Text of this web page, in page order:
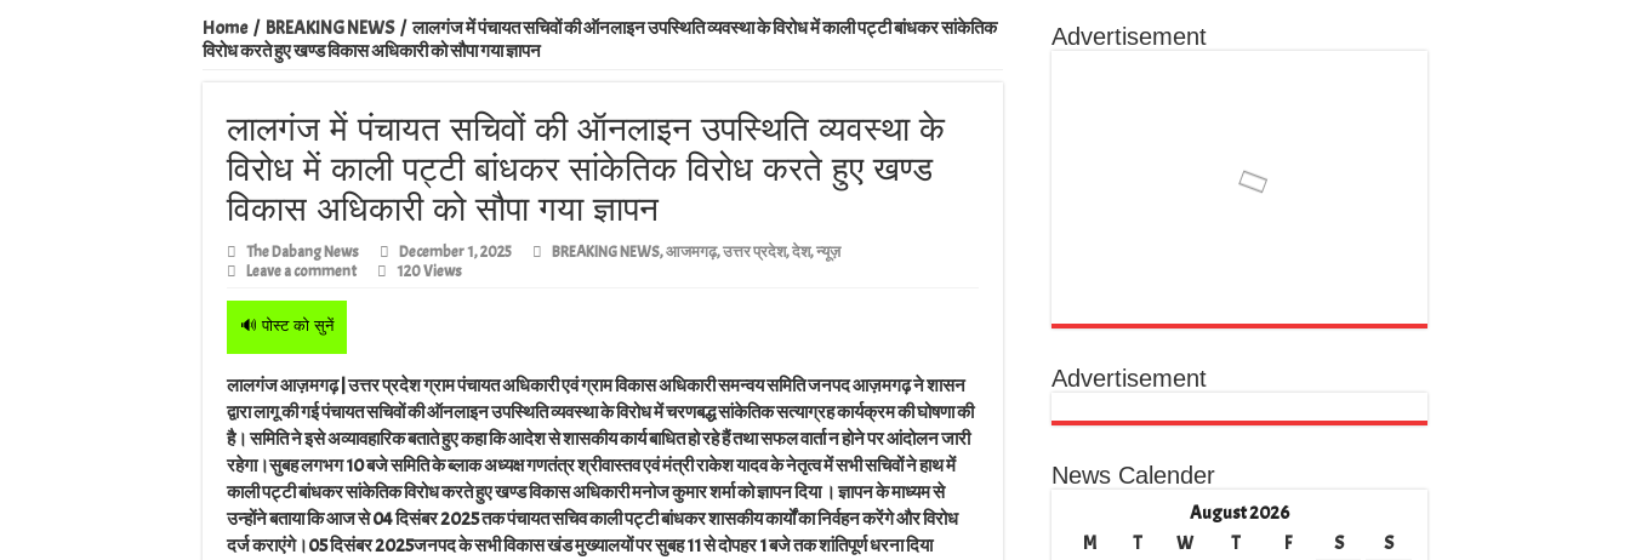
Home / BREAKING NEWS / लालगंज में पंचायत सचिवों की ऑनलाइन उपस्थिति व्यवस्था के विरोध में काली पट्टी बांधकर सांकेतिक
विरोध करते हुए खण्ड विकास अधिकारी को सौपा गया ज्ञापन
लालगंज में पंचायत सचिवों की ऑनलाइन उपस्थिति व्यवस्था के
विरोध में काली पट्टी बांधकर सांकेतिक विरोध करते हुए खण्ड
विकास अधिकारी को सौपा गया ज्ञापन
The Dabang News December 1, 2025 BREAKING NEWS,आजमगढ़,उत्तर प्रदेश,देश,न्यूज़
Leave a comment
120 Views
🔊 पोस्ट को सुनें
लालगंज आज़मगढ़ | उत्तर प्रदेश ग्राम पंचायत अधिकारी एवं ग्राम विकास अधिकारी समन्वय समिति जनपद आज़मगढ़ ने शासन
द्वारा लागू की गई पंचायत सचिवों की ऑनलाइन उपस्थिति व्यवस्था के विरोध में चरणबद्ध सांकेतिक सत्याग्रह कार्यक्रम की घोषणा की
है। समिति ने इसे अव्यावहारिक बताते हुए कहा कि आदेश से शासकीय कार्य बाधित हो रहे हैं तथा सफल वार्ता न होने पर आंदोलन जारी
रहेगा।सुबह लगभग 10 बजे समिति के ब्लाक अध्यक्ष गणतंत्र श्रीवास्तव एवं मंत्री राकेश यादव के नेतृत्व में सभी सचिवों ने हाथ में
काली पट्टी बांधकर सांकेतिक विरोध करते हुए खण्ड विकास अधिकारी मनोज कुमार शर्मा को ज्ञापन दिया । ज्ञापन के माध्यम से
उन्होंने बताया कि आज से 04 दिसंबर 2025 तक पंचायत सचिव काली पट्टी बांधकर शासकीय कार्यों का निर्वहन करेंगे और विरोध
दर्ज कराएंगे।05 दिसंबर 2025जनपद के सभी विकास खंड मुख्यालयों पर सुबह 11 से दोपहर 1 बजे तक शांतिपूर्ण धरना दिया
Advertisement
Advertisement
News Calender
August 2026
M
T W T F S
S